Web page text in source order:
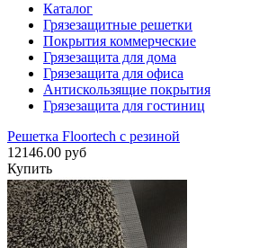
Каталог
Грязезащитные решетки
Покрытия коммерческие
Грязезащита для дома
Грязезащита для офиса
Антискользящие покрытия
Грязезащита для гостиниц
Решетка Floortech с резиной
12146.00 руб
Купить